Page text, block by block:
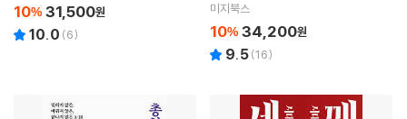
10% 31,500원
10.0 (6)
미지북스
10% 34,200원
9.5(16)